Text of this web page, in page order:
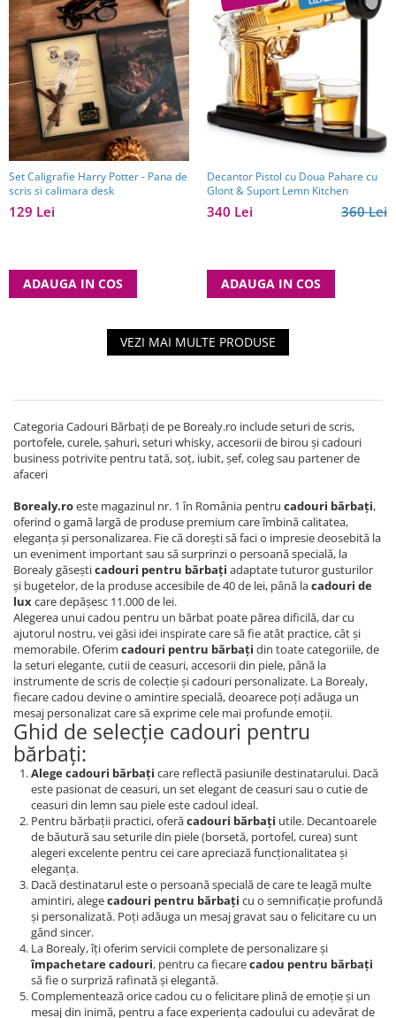
Set Caligrafie Harry Potter - Pana de
scris si calimara desk
129 Lei
ADAUGA IN COS
Decantor Pistol cu Doua Pahare cu
Glont & Suport Lemn Kitchen
360 Lei
340 Lei
ADAUGA IN COS
VEZI MAI MULTE PRODUSE
Categoria Cadouri Bărbați de pe Borealy.ro include seturi de scris,
portofele, curele, șahuri, seturi whisky, accesorii de birou și cadouri
business potrivite pentru tată, soț, iubit, șef, coleg sau partener de
afaceri
Borealy.roeste magazinul nr. 1 în România pentru cadouri bărbați,
oferind o gamă largă de produse premium care îmbină calitatea,
eleganța și personalizarea. Fie că dorești să faci o impresie deosebită la
un eveniment important sau să surprinzi o persoană specială, la
Borealy găseșticadouri pentru bărbați adaptate tuturor gusturilor
și bugetelor, de la produse accesibile de 40 de lei, până lacadouri de
luxcare depășesc 11.000 de lei.
Alegerea unui cadou pentru un bărbat poate părea dificilă, dar cu
ajutorul nostru, vei găsi idei inspirate care să fie atât practice, cât și
memorabile. Oferim cadouri pentru bărbați din toate categoriile, de
la seturi elegante, cutii de ceasuri, accesorii din piele, până la
instrumente de scris de colecție și cadouri personalizate. La Borealy,
fiecare cadou devine o amintire specială, deoarece poți adăuga un
mesaj personalizat care să exprime cele mai profunde emoții.
Ghid de selecție cadouri pentru
bărbați:
Alege cadouri bărbați care reflectă pasiunile destinatarului. Dacă
este pasionat de ceasuri, un set elegant de ceasuri sau o cutie de
ceasuri din lemn sau piele este cadoul ideal.
Pentru bărbații practici, oferăcadouri bărbați utile. Decantoarele
de băutură sau seturile din piele (borsetă, portofel, curea) sunt
alegeri excelente pentru cei care apreciază funcționalitatea și
eleganța.
Dacă destinatarul este o persoană specială de care te leagă multe
amintiri, alegecadouri pentru bărbați cu o semnificație profundă
și personalizată. Poți adăuga un mesaj gravat sau o felicitare cu un
gând sincer.
La Borealy, îți oferim servicii complete de personalizare și
împachetare cadouri, pentru ca fiecarecadou pentru bărbați
să fie o surpriză rafinată și elegantă.
Complementează orice cadou cu o felicitare plină de emoție și un
mesaj din inimă, pentru a face experiența cadoului cu adevărat de